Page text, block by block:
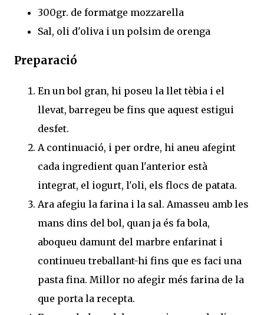
300gr. de formatge mozzarella
Sal, oli d'oliva i un polsim de orenga
Preparació
En un bol gran, hi poseu la llet tèbia i el
llevat, barregeu be fins que aquest estigui
desfet.
A continuació, i per ordre, hi aneu afegint
cada ingredient quan l'anterior està
integrat, el iogurt, l'oli, els flocs de patata.
Ara afegiu la farina i la sal. Amasseu amb les
mans dins del bol, quan ja és fa bola,
aboqueu damunt del marbre enfarinat i
continueu treballant-hi fins que es faci una
pasta fina. Millor no afegir més farina de la
que porta la recepta.